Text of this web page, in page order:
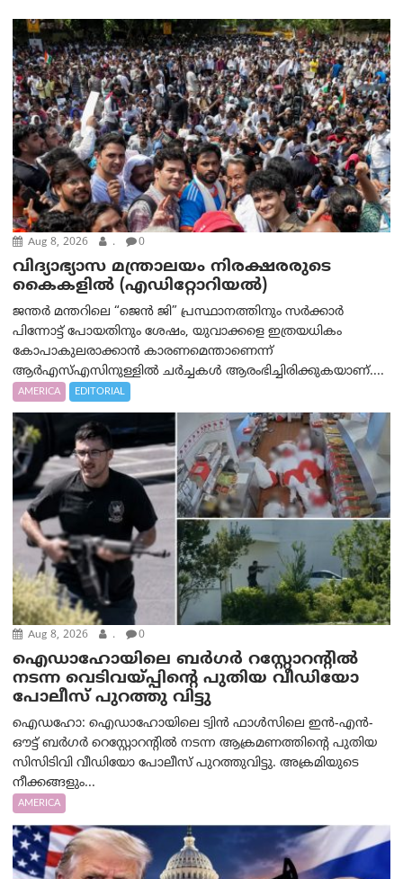
Aug 8, 2026 . 0
വിദ്യാഭ്യാസ മന്ത്രാലയം നിരക്ഷരരുടെ
കൈകളിൽ (എഡിറ്റോറിയല്‍)
ജന്തർ മന്തറിലെ “ജെൻ ജി” പ്രസ്ഥാനത്തിനും സർക്കാർ
പിന്നോട്ട് പോയതിനും ശേഷം, യുവാക്കളെ ഇത്രയധികം
കോപാകുലരാക്കാൻ കാരണമെന്താണെന്ന്
ആർ‌എസ്‌എസിനുള്ളിൽ ചർച്ചകൾ ആരംഭിച്ചിരിക്കുകയാണ്....
AMERICA EDITORIAL
Aug 8, 2026 . 0
ഐഡാഹോയിലെ ബർഗർ റസ്റ്റോറന്റിൽ
നടന്ന വെടിവയ്പ്പിന്റെ പുതിയ വീഡിയോ
പോലീസ് പുറത്തു വിട്ടു
ഐഡഹോ: ഐഡാഹോയിലെ ട്വിൻ ഫാൾസിലെ ഇൻ-എൻ-
ഔട്ട് ബർഗർ റെസ്റ്റോറന്റിൽ നടന്ന ആക്രമണത്തിന്റെ പുതിയ
സിസിടിവി വീഡിയോ പോലീസ് പുറത്തുവിട്ടു. അക്രമിയുടെ
നീക്കങ്ങളും...
AMERICA